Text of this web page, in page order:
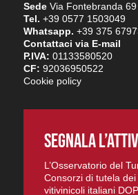
SedeVia Fontebranda 69
Tel. +39 0577 1503049
Whatsapp. +39 375
Contattaci via E-mail
P.IVA: 01133580520
CF: 92036950522
Cookie policy
SEGNALA
L’Osservatorio del
Consorzi di tutela
vitivinicoli italiani